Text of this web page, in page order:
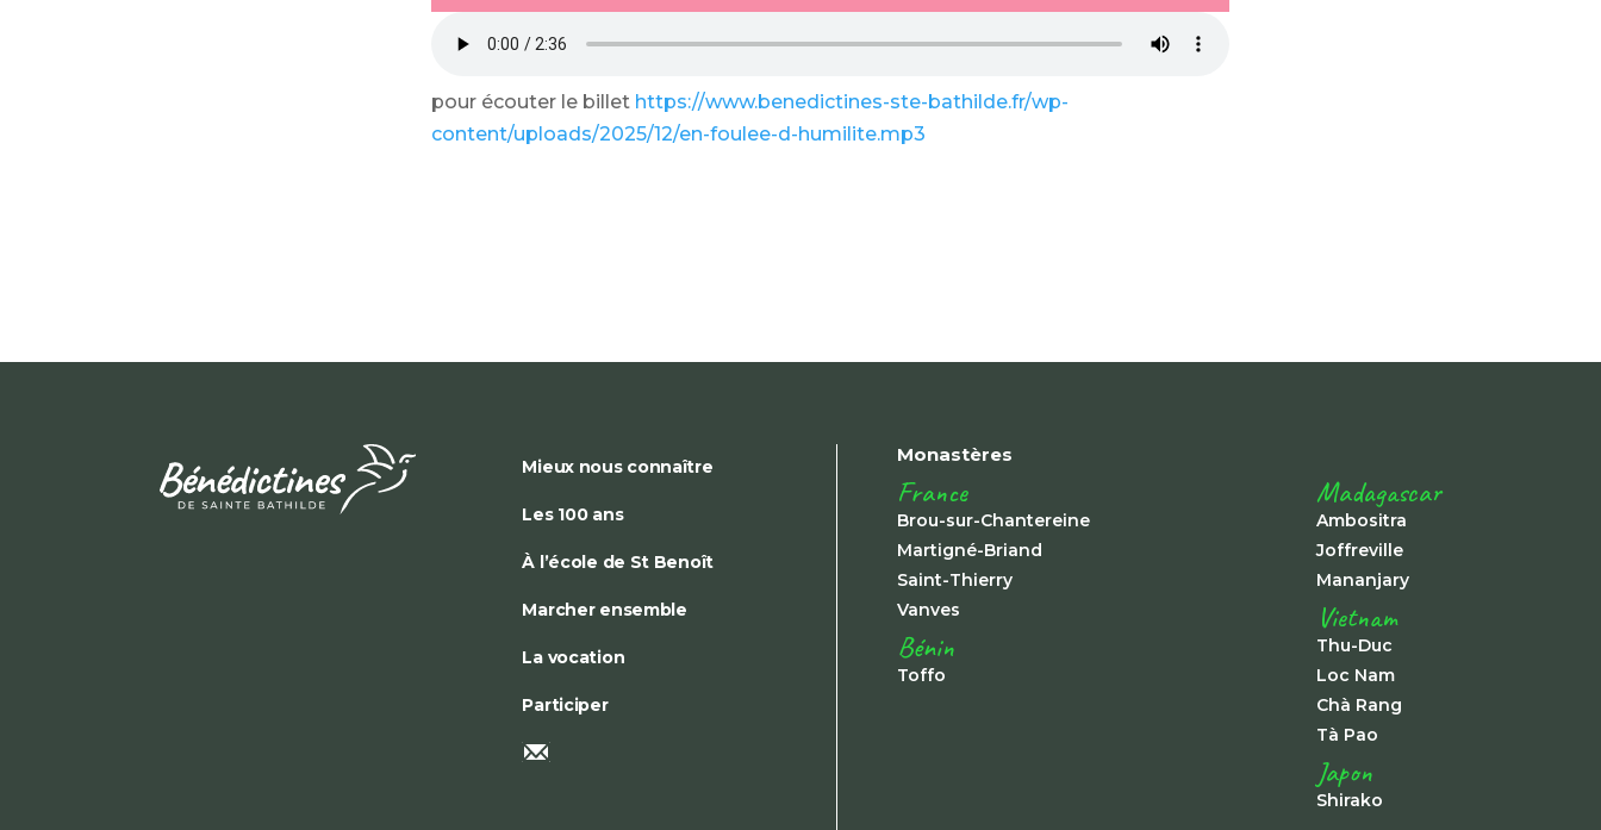
pour écouter le billet https://www.benedictines-ste-bathilde.fr/wp-
content/uploads/2025/12/en-foulee-d-humilite.mp3
Mieux nous connaître
Les 100 ans
À l’école de St Benoît
Marcher ensemble
La vocation
Participer
Monastères
France
Brou-sur-Chantereine
Martigné-Briand
Saint-Thierry
Vanves
Bénin
Toffo
Madagascar
Ambositra
Joffreville
Mananjary
Vietnam
Thu-Duc
Loc Nam
Chà Rang
Tà Pao
Japon
Shirako